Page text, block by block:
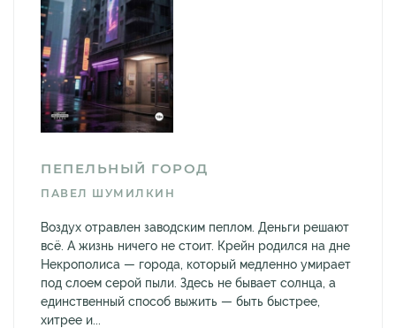
ПЕПЕЛЬНЫЙ ГОРОД
ПАВЕЛ ШУМИЛКИН
Воздух отравлен заводским пеплом. Деньги решают
всё. А жизнь ничего не стоит. Крейн родился на дне
Некрополиса — города, который медленно умирает
под слоем серой пыли. Здесь не бывает солнца, а
единственный способ выжить — быть быстрее,
хитрее и...